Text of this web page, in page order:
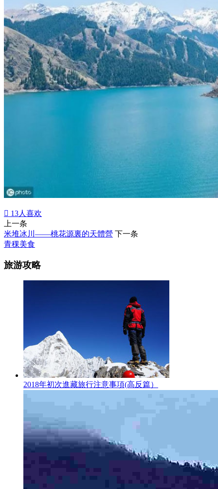
 13人喜欢
上一条
米堆冰川——桃花源裏的天體營 下一条
青稞美食
旅游攻略
2018年初次進藏旅行注意事項(高反篇）